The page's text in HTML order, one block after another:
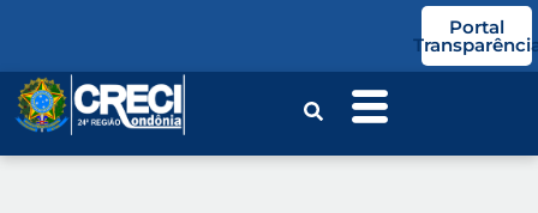
Portal